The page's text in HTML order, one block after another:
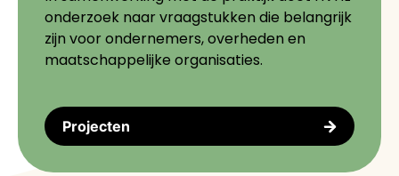
onderzoek naar vraagstukken die belangrijk
zijn voor ondernemers, overheden en
maatschappelijke organisaties.
Projecten